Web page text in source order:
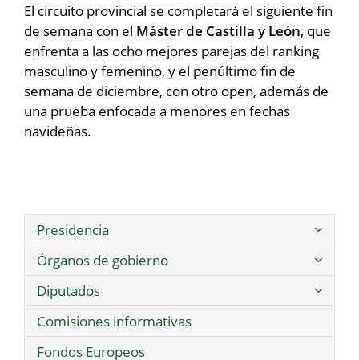
El circuito provincial se completará el siguiente fin
de semana con el Máster de Castilla y León, que
enfrenta a las ocho mejores parejas del ranking
masculino y femenino, y el penúltimo fin de
semana de diciembre, con otro open, además de
una prueba enfocada a menores en fechas
navideñas.
Presidencia
Órganos de gobierno
Diputados
Comisiones informativas
Fondos Europeos